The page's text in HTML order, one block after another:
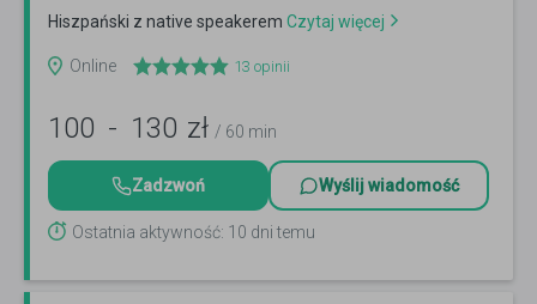
Hiszpański z native speakerem Czytaj więcej
Online 13 opinii
100 - 130 zł / 60 min
Zadzwoń Wyślij wiadomość
Ostatnia aktywność: 10 dni temu